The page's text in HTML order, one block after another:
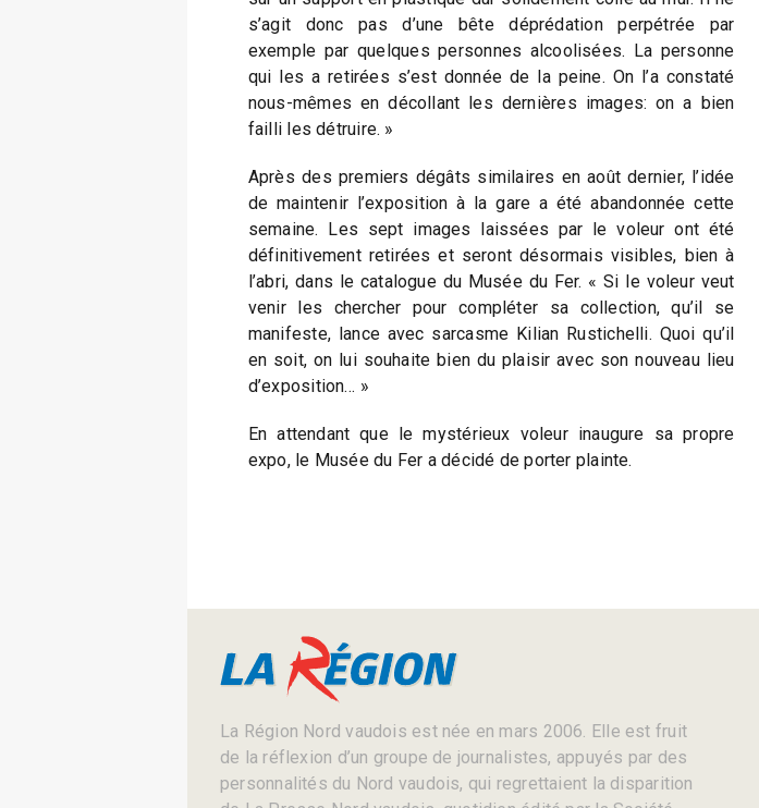
s’agit donc pas d’une bête déprédation perpétrée par
exemple par quelques personnes alcoolisées. La personne
qui les a retirées s’est donnée de la peine. On l’a constaté
nous-mêmes en décollant les dernières images: on a bien
failli les détruire. »
Après des premiers dégâts similaires en août dernier, l’idée
de maintenir l’exposition à la gare a été abandonnée cette
semaine. Les sept images laissées par le voleur ont été
définitivement retirées et seront désormais visibles, bien à
l’abri, dans le catalogue du Musée du Fer. « Si le voleur veut
venir les chercher pour compléter sa collection, qu’il se
manifeste, lance avec sarcasme Kilian Rustichelli. Quoi qu’il
en soit, on lui souhaite bien du plaisir avec son nouveau lieu
d’exposition… »
En attendant que le mystérieux voleur inaugure sa propre
expo, le Musée du Fer a décidé de porter plainte.
La Région Nord vaudois est née en mars 2006. Elle est fruit
de la réflexion d’un groupe de journalistes, appuyés par des
personnalités du Nord vaudois, qui regrettaient la disparition